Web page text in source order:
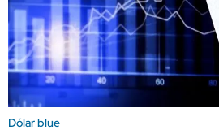
Dólar blue